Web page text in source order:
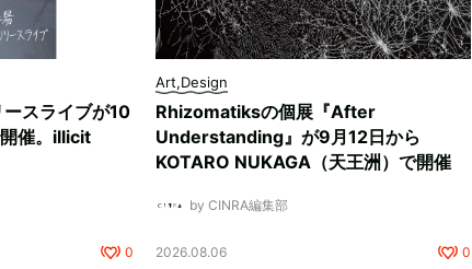
スライブが10
催。illicit
0
Art,Design
Rhizomatiksの個展『After
Understanding』が9月12日から
KOTARO NUKAGA（天王洲）で開催
by CINRA編集部
2026.08.06 0